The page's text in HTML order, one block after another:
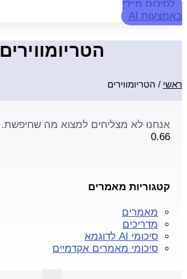
לסיכום מיידי
באמצעות AI
הטריומווירים
ראשי / הטריומווירים
אנחנו לא מצליחים למצוא מה שחיפשת.
קטגוריות מאמרים
מאמרים
מדריכים
סיכומי AI לדוגמא
סיכומי מאמרים אקדמיים